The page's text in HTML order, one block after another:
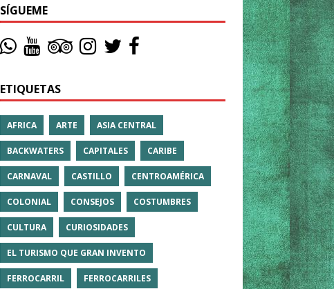
SÍGUEME
ETIQUETAS
AFRICA ARTE ASIA CENTRAL
BACKWATERS CAPITALES CARIBE
CARNAVAL CASTILLO CENTROAMÉRICA
COLONIAL CONSEJOS COSTUMBRES
CULTURA CURIOSIDADES
EL TURISMO QUE GRAN INVENTO
FERROCARRIL FERROCARRILES